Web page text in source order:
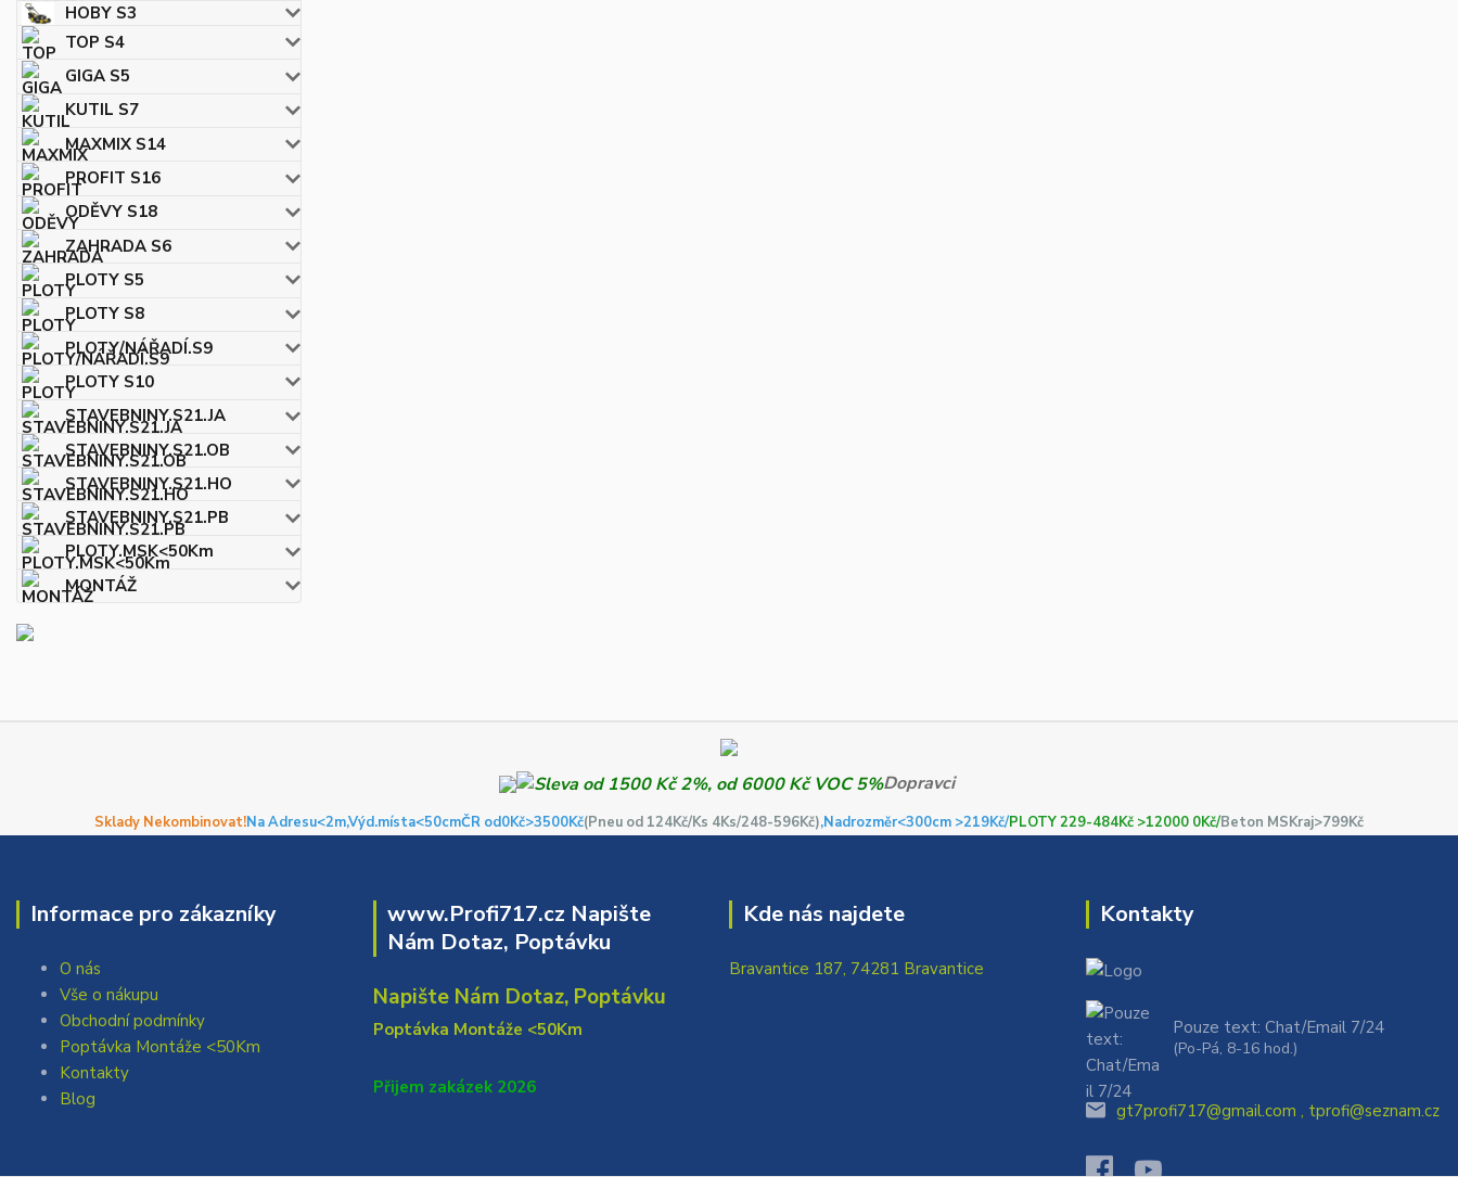
HOBY S3
TOP S4
GIGA S5
KUTIL S7
MAXMIX S14
PROFIT S16
ODĚVY S18
ZAHRADA S6
PLOTY S5
PLOTY S8
PLOTY/NÁŘADÍ.S9
PLOTY S10
STAVEBNINY.S21.JA
STAVEBNINY.S21.OB
STAVEBNINY.S21.HO
STAVEBNINY.S21.PB
PLOTY.MSK<50Km
MONTÁŽ
Dopravci
Sklady Nekombinovat!Na Adresu<2m,Výd.místa<50cmČR od0Kč>3500Kč(Pneu od 124Kč/Ks 4Ks/248-596Kč),Nadrozměr<300cm >219Kč/PLOTY 229-484Kč >12000 0Kč/Beton MSKraj>799Kč
Informace pro zákazníky
O nás
Vše o nákupu
Obchodní podmínky
Poptávka Montáže <50Km
Kontakty
Blog
www.Profi717.cz Napište
Nám Dotaz, Poptávku
Napište Nám Dotaz, Poptávku
Poptávka Montáže <50Km
Přijem zakázek 2026
Kde nás najdete
Bravantice 187, 74281 Bravantice
Kontakty
Pouze text: Chat/Email 7/24
(Po-Pá, 8-16 hod.)
gt7profi717@gmail.com , tprofi@seznam.cz